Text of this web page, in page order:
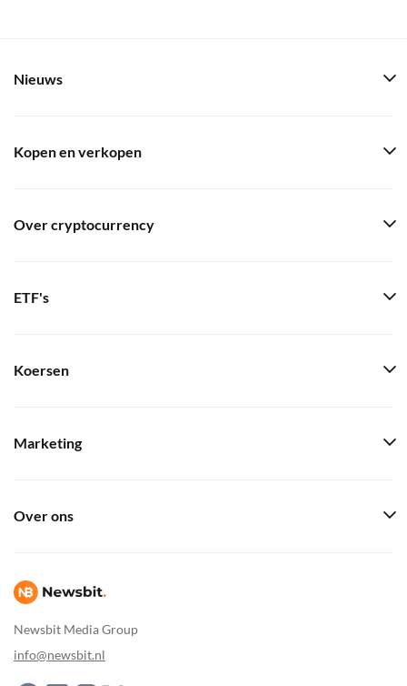
Newsbit Media Group
info@newsbit.nl
Nieuws
Kopen en verkopen
Over cryptocurrency
ETF's
Koersen
Marketing
Over ons